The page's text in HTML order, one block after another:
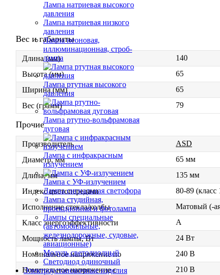
Лампа натриевая высокого
давления
Лампа натриевая низкого
давления
Лампа неоновая,
иллюминационная, строб-
лампа
Лампа ртутная высокого
давления
Лампа ртутно-вольфрамовая
дуговая
Лампа с инфракрасным
излучением
Лампа с УФ-излучением
Лампа сигнальная светофора
Лампа студийная,
проекционная и фотолампа
Лампы специальные
(автомобильные,
железнодорожные, судовые,
авиационные)
Модуль светодиодный
Светодиод одиночный
Электроустановочные изделия
Вес и габариты
Длина (мм)
140
Высота (мм)
65
Ширина (мм)
65
Вес (грамм)
79
Прочие
Производитель
ASD
Диаметр, мм
65 мм
Длина, мм
135 мм
Индекс цветопередачи
80-89 (класс
Исполнение стекла/колбы
Матовый (-
Класс энергоэффективности
A
Мощность лампы, Вт
24 Вт
Номинальное напряжение по
240 В
Номинальное напряжение с
210 В